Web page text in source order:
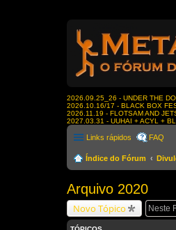
2026.09.25_26 - UNDER THE
2026.10.16/17 - BLACK BOX
2026.11.19 - FLOTSAM AND
2027.03.31 - UUHAI + ACYL +
Links rápidos FAQ
Índice do Fórum
Arquivo 2020
Novo Tópico